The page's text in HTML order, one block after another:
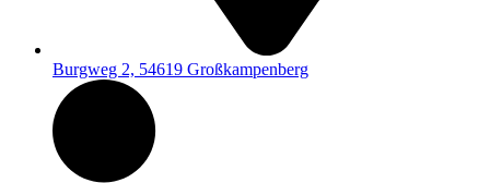
Burgweg 2, 54619 Großkampenberg